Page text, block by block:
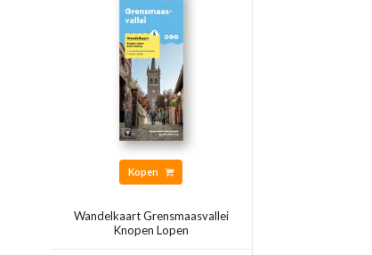
Kopen
Wandelkaart Grensmaasvallei
Knopen Lopen